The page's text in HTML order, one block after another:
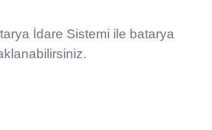
İdare Sistemi ile batarya